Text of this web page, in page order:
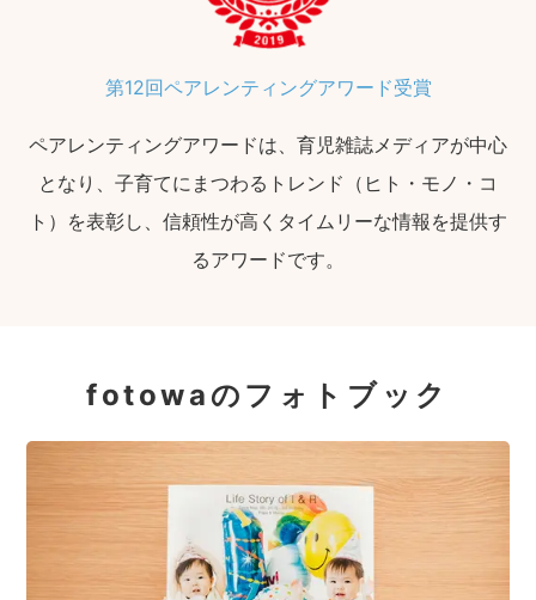
第12回ペアレンティングアワード受賞
ペアレンティングアワードは、育児雑誌メディアが中心
となり、子育てにまつわるトレンド（ヒト・モノ・コ
ト）を表彰し、信頼性が高くタイムリーな情報を提供す
るアワードです。
fotowaのフォトブック